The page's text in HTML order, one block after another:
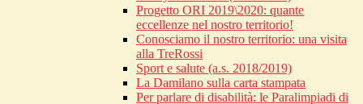
Progetto ORI 2019\2020: quante
eccellenze nel nostro territorio!
Conosciamo il nostro territorio: una visita
alla TreRossi
Sport e salute (a.s. 2018/2019)
La Damilano sulla carta stampata
Per parlare di disabilità: le Paralimpiadi di